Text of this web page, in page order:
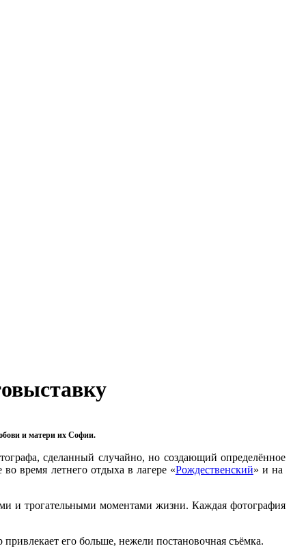
и матери их Софии.
сделанный случайно, но создающий определённое
время летнего отдыха в лагере «Рождественский» и на
и трогательными моментами жизни. Каждая фотография
его больше, нежели постановочная съёмка.